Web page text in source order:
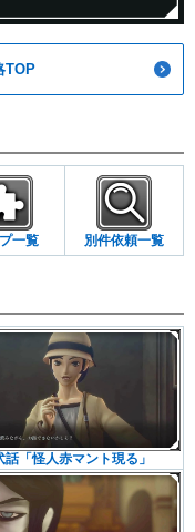
TOP
一覧 別件依頼一覧
話「怪人赤マント現る」